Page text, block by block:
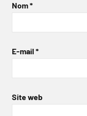
Nom*
E-mail *
Site web